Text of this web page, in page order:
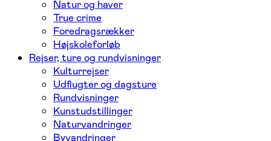
Natur og haver
True crime
Foredragsrækker
Højskoleforløb
Rejser, ture og rundvisninger
Kulturrejser
Udflugter og dagsture
Rundvisninger
Kunstudstillinger
Naturvandringer
Byvandringer